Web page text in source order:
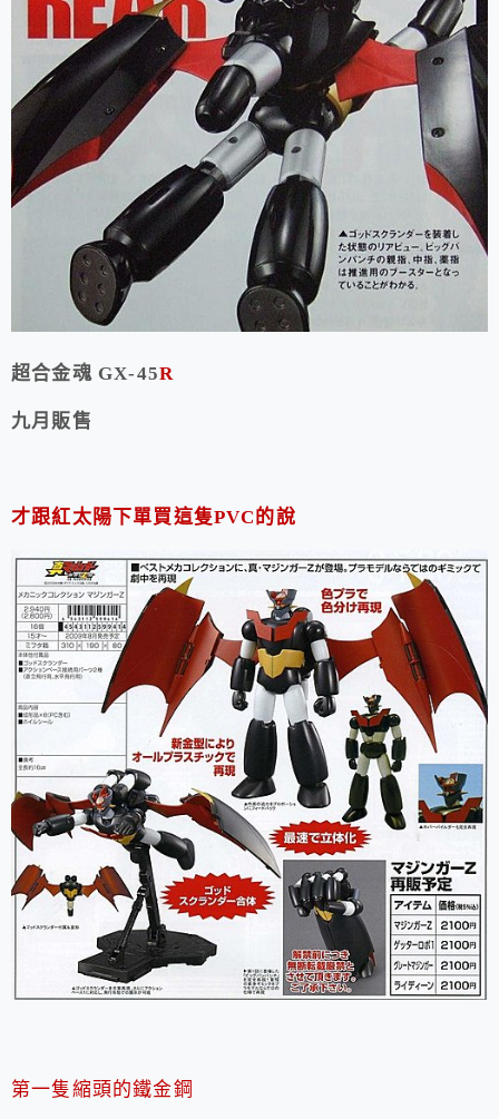
超合金魂 GX-45R
九月販售
才跟紅太陽下單買這隻PVC的說
第一隻縮頭的鐵金鋼